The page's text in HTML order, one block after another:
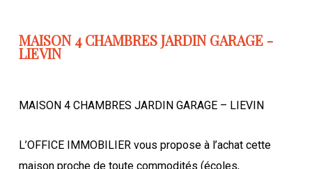
MAISON 4 CHAMBRES JARDIN GARAGE -
LIEVIN
MAISON 4 CHAMBRES JARDIN GARAGE – LIEVIN
L’OFFICE IMMOBILIER vous propose à l’achat cette
maison proche de toute commodités (écoles,